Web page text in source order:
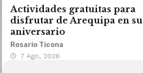
Actividades gratuitas para
disfrutar de Arequipa en su
aniversario
Rosario Ticona
7 Ago, 2026